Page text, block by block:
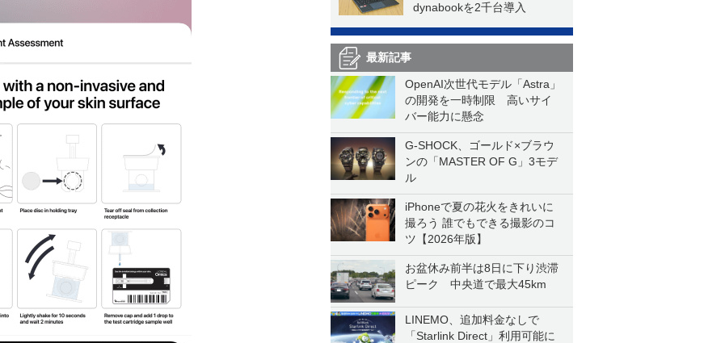
dynabookを2千台導入
最新記事
OpenAI次世代モデル「Astra」
の開発を一時制限 高いサイ
バー能力に懸念
G-SHOCK、ゴールド×ブラウ
ンの「MASTER OF G」3モデ
ル
iPhoneで夏の花火をきれいに
撮ろう 誰でもできる撮影のコ
ツ【2026年版】
お盆休み前半は8日に下り渋滞
ピーク 中央道で最大45km
LINEMO、追加料金なしで
「Starlink Direct」利用可能に